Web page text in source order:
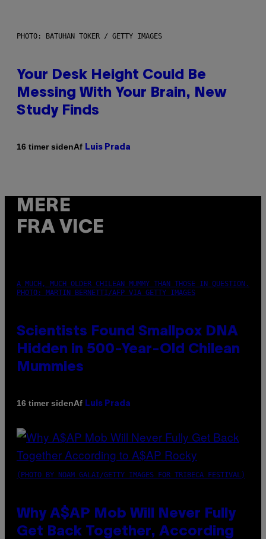
PHOTO: BATUHAN TOKER / GETTY IMAGES
Your Desk Height Could Be
Messing With Your Brain, New
Study Finds
16 timer sidenAf Luis Prada
MERE
FRA VICE
A MUCH, MUCH OLDER CHILEAN MUMMY THAN THOSE IN QUESTION.
PHOTO: MARTIN BERNETTI/AFP VIA GETTY IMAGES
Scientists Found Smallpox DNA
Hidden in 500-Year-Old Chilean
Mummies
16 timer sidenAf Luis Prada
(PHOTO BY NOAM GALAI/GETTY IMAGES FOR TRIBECA FESTIVAL)
Why A$AP Mob Will Never Fully
Get Back Together, According